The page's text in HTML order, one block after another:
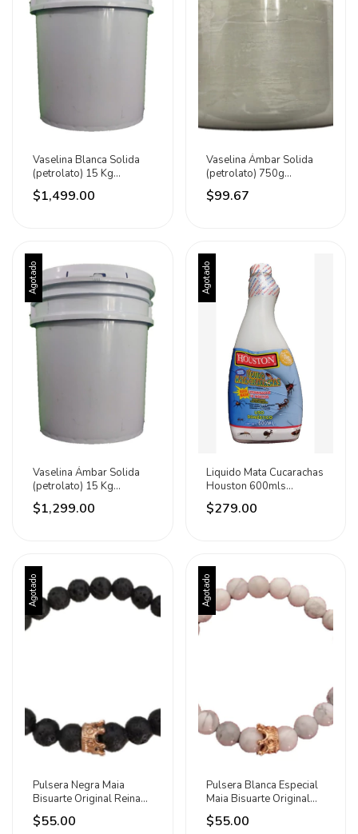
Vaselina Blanca Solida
(petrolato) 15 Kg
Distribunet
$1,499.00
Vaselina Ámbar Solida
(petrolato) 750g
Distribunet
$99.67
Agotado
Vaselina Ámbar Solida
(petrolato) 15 Kg
Distribunet
$1,299.00
Agotado
Liquido Mata Cucarachas
Houston 600mls
Original
$279.00
Agotado
Pulsera Negra Maia
Bisuarte Original Reina
Piedras 6 Cm
$55.00
Agotado
Pulsera Blanca Especial
Maia Bisuarte Original
Reina Piedras 6 Cm
$55.00